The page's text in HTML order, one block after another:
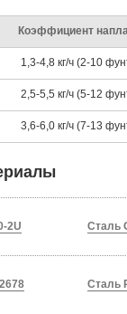
Коэффициент
1,3-4,8 кг/ч (2-10
2,5-5,5 кг/ч (5-12
3,6-6,0 кг/ч (7-13
2U Сталь
Сталь